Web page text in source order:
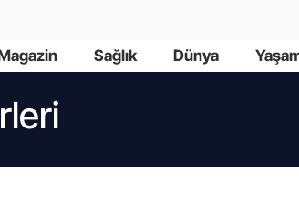
Sağlık Dünya